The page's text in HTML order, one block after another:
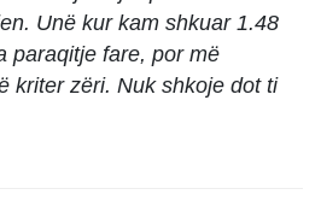
Unë kur kam shkuar 1.48
paraqitje fare, por më
kriter zëri. Nuk shkoje dot ti